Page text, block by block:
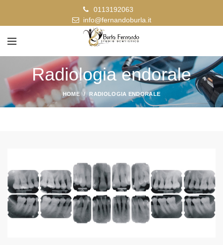
0113192063
info@fernandoburla.it
Radiologia endorale
HOME RADIOLOGIA ENDORALE